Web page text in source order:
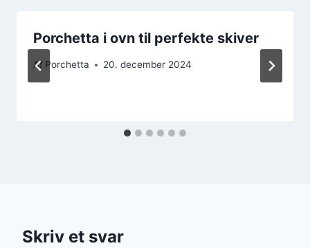
Porchetta i ovn til perfekte skiver
Af Porchetta 20. december 2024
Skriv et svar